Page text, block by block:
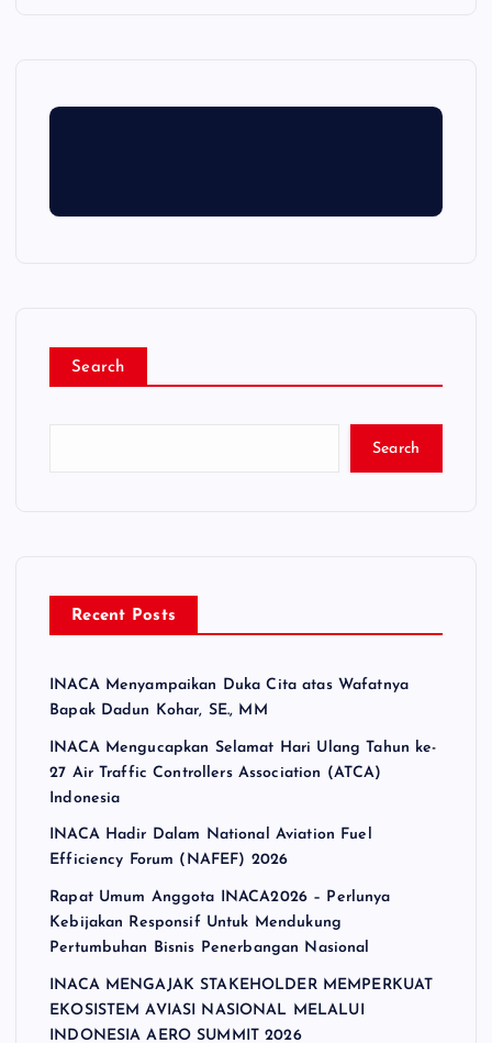
Search
Search
Recent Posts
INACA Menyampaikan Duka Cita atas Wafatnya
Bapak Dadun Kohar, SE., MM
INACA Mengucapkan Selamat Hari Ulang Tahun ke-
27 Air Traffic Controllers Association (ATCA)
Indonesia
INACA Hadir Dalam National Aviation Fuel
Efficiency Forum (NAFEF) 2026
Rapat Umum Anggota INACA2026 – Perlunya
Kebijakan Responsif Untuk Mendukung
Pertumbuhan Bisnis Penerbangan Nasional
INACA MENGAJAK STAKEHOLDER MEMPERKUAT
EKOSISTEM AVIASI NASIONAL MELALUI
INDONESIA AERO SUMMIT 2026